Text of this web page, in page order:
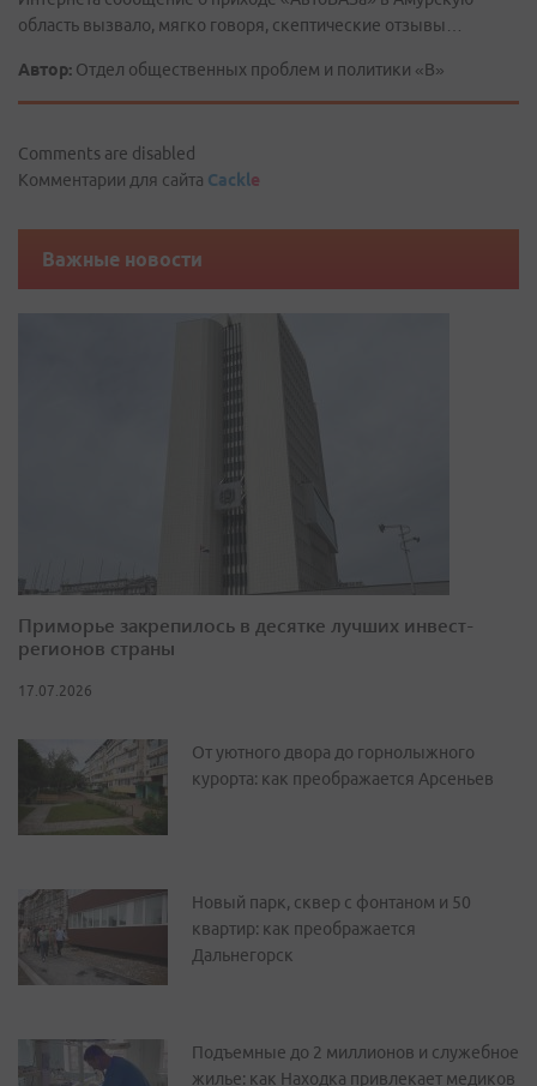
область вызвало, мягко говоря, скептические отзывы…
Автор: Отдел общественных проблем и политики «В»
Comments are disabled
Комментарии для сайта Cackle
Важные новости
Приморье закрепилось в десятке лучших инвест-
регионов страны
17.07.2026
От уютного двора до горнолыжного
курорта: как преображается Арсеньев
Новый парк, сквер с фонтаном и 50
квартир: как преображается
Дальнегорск
Подъемные до 2 миллионов и служебное
жилье: как Находка привлекает медиков